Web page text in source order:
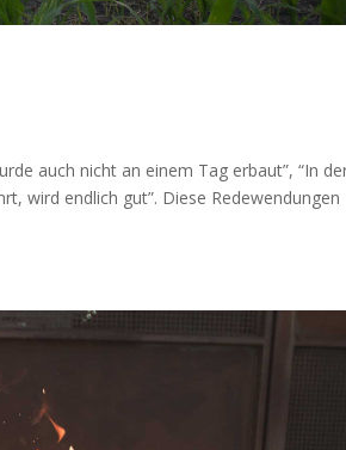
auch nicht an einem Tag erbaut”, “In
wird endlich gut”. Diese Redewen­dun­gen